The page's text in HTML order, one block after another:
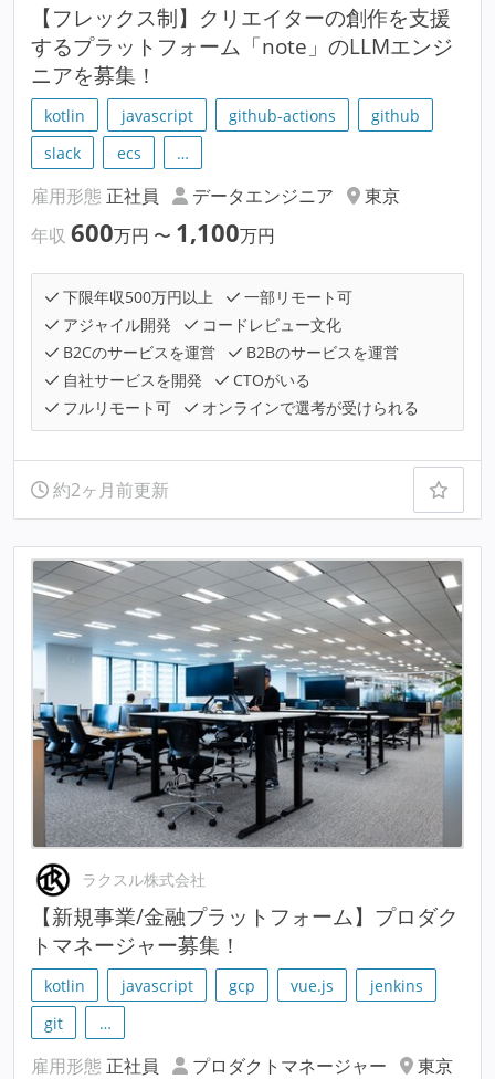
【フレックス制】クリエイターの創作を支援
するプラットフォーム「note」のLLMエンジ
ニアを募集！
kotlin javascript github-actions
github
slack
ecs …
雇用形態 正社員 データエンジニア
東京
年収 600万円 〜 1,100万円
下限年収500万円以上
一部リモート可
アジャイル開発
コードレビュー文化
B2Cのサービスを運営
B2Bのサービスを運営
自社サービスを開発
CTOがいる
フルリモート可
オンラインで選考が受けられる
約2ヶ月前更新
ラクスル株式会社
【新規事業/金融プラットフォーム】プロダク
トマネージャー募集！
kotlin javascript gcp vue.js
jenkins
git
…
雇用形態 正社員 プロダクトマネージャー 東京